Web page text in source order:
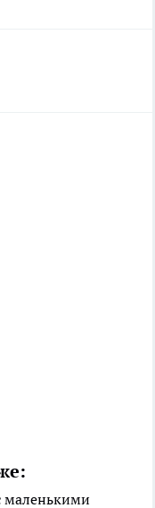
маленькими